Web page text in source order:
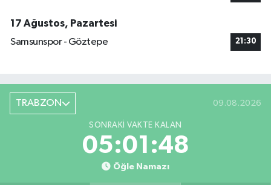
17 Ağustos, Pazartesi
Samsunspor - Göztepe
21:30
TRABZON 09.08.2026
SONRAKI VAKTE KALAN
05:01:47
Öğle Namazı